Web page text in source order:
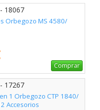
18067
Orbegozo MS 4580/
Comprar
17267
1 Orbegozo CTP 1840/
Accesorios